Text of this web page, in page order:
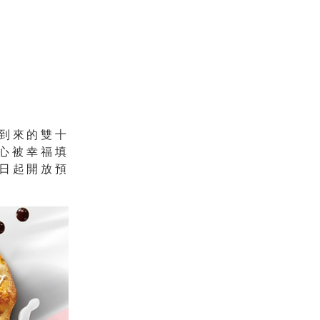
來的雙十
被幸福填
起開放預